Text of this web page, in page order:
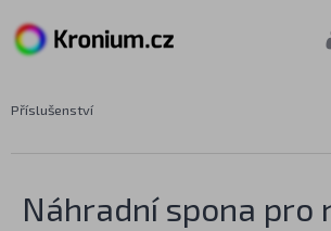
Příslušenství
Náhradní spona pro